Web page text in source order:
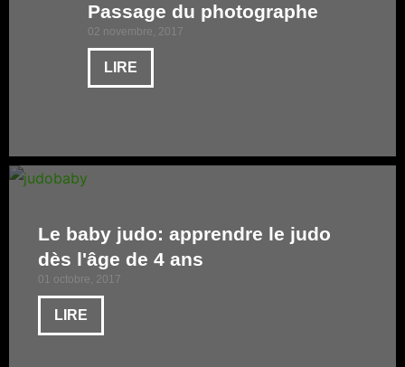
Passage du photographe
02 novembre, 2017
LIRE
Le baby judo: apprendre le judo
dès l'âge de 4 ans
01 octobre, 2017
LIRE